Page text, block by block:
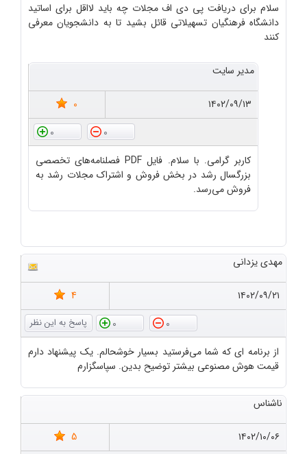
سلام برای دریافت پی دی اف مجلات چه باید لااقل برای اساتید
دانشگاه فرهنگیان تسهیلاتی قائل بشید تا به دانشجویان معرفی
کنند
مدیر سایت
۱۴۰۲/۰۹/۱۳
0
0
0
کاربر گرامی. با سلام. فایل PDF فصلنامه‌های تخصصی
بزرگسال رشد در بخش فروش و اشتراک مجلات رشد به
فروش می‌رسد.
مهدی یزدانی
۱۴۰۲/۰۹/۲۱
4
0
0
از برنامه ای که شما می‌فرستید بسیار خوشحالم. یک پیشنهاد دارم
قیمت هوش مصنوعی بیشتر توضیح بدین. سپاسگزارم
ناشناس
۱۴۰۲/۱۰/۰۶
5